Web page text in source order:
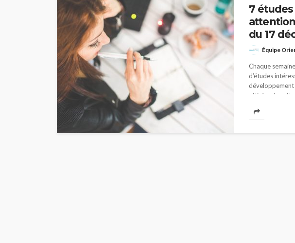
7
du 17
Équipe
Chaque
d’études
développement
attiré notre